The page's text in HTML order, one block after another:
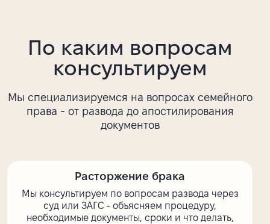
По каким вопросам
консультируем
Мы специализируемся на вопросах семейного
права - от развода до апостилирования
документов
Расторжение брака
Мы консультируем по вопросам развода через
суд или ЗАГС - объясняем процедуру,
необходимые документы, сроки и что делать,